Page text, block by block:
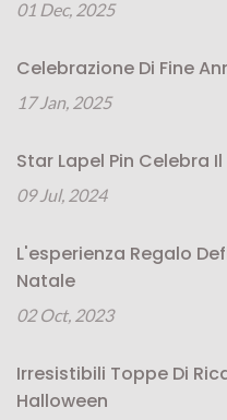
01 Dec, 2025
Celebrazione Di Fine
17 Jan, 2025
Star Lapel Pin Celebra
09 Jul, 2024
L'esperienza Regalo
Natale
02 Oct, 2023
Irresistibili Toppe Di
Halloween